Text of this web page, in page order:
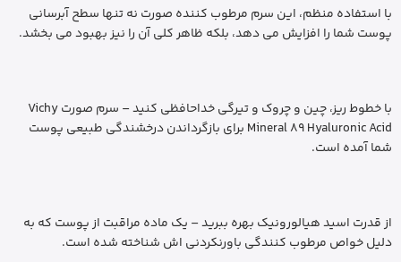
با استفاده منظم، این سرم مرطوب کننده صورت نه تنها سطح آبرسانی
پوست شما را افزایش می دهد، بلکه ظاهر کلی آن را نیز بهبود می بخشد.
با خطوط ریز، چین و چروک و تیرگی خداحافظی کنید – سرم صورت Vichy
Mineral 89 Hyaluronic Acid برای بازگرداندن درخشندگی طبیعی پوست
شما آمده است.
از قدرت اسید هیالورونیک بهره ببرید – یک ماده مراقبت از پوست که به
دلیل خواص مرطوب کنندگی باورنکردنی اش شناخته شده است.